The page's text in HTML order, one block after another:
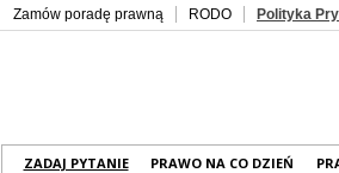
Zamów poradę prawną RODO Polityka
ZADAJ PYTANIE PRAWO NA CO DZIEŃ